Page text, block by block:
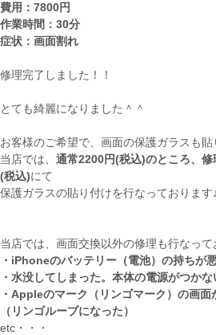
費用：7800円
作業時間：30分
症状：画面割れ
修理完了しました！！
とても綺麗になりました＾＾
お客様のご希望で、画面の保護ガラスも貼
当店では、 通常2200円(税込)のところ、
(税込)にて
保護ガラスの貼り付けを行なっております
当店では、画面交換以外の修理も行なって
・iPhoneのバッテリー（電池）の持ちが悪
・水没してしまった。本体の電源がつかな
・Appleのマーク（リンゴマーク）の画
（リンゴループになった）
etc・・・